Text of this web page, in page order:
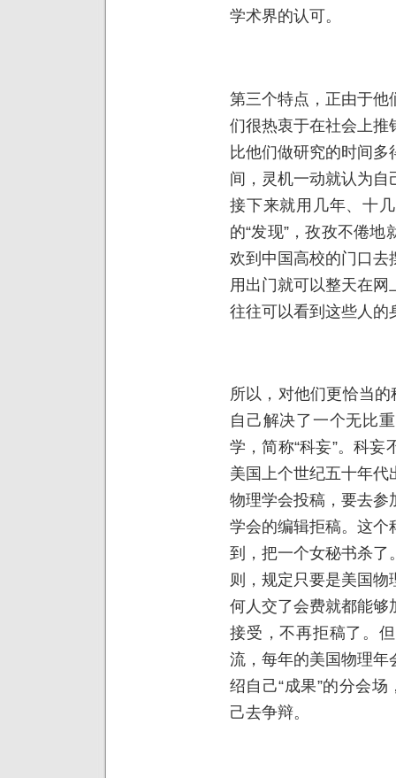
学术界的认可。
第三个特点，正由于他
们很热衷于在社会上推
比他们做研究的时间
间，灵机一动就认为
接下来就用几年、十
的“发现”，孜孜不倦
欢到中国高校的门口去
用出门就可以整天在
往往可以看到这些人的
所以，对他们更恰当的
自己解决了一个无比
学，简称“科妄”。科
美国上个世纪五十年
物理学会投稿，要去参
学会的编辑拒稿。这个
到，把一个女秘书杀了
则，规定只要是美国
何人交了会费就都能够
接受，不再拒稿了。
流，每年的美国物理年
绍自己“成果”的分会
己去争辩。